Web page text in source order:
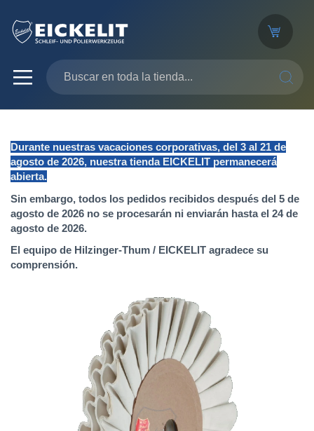
Durante nuestras vacaciones corporativas, del 3 al 21 de
agosto de 2026, nuestra tienda EICKELIT permanecerá
abierta.
Sin embargo, todos los pedidos recibidos después del 5 de
agosto de 2026 no se procesarán ni enviarán hasta el 24 de
agosto de 2026.
El equipo de Hilzinger-Thum / EICKELIT agradece su
comprensión.